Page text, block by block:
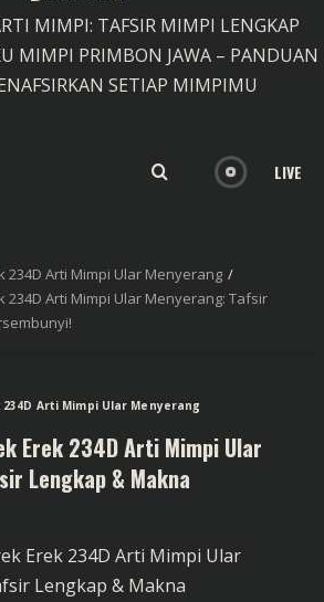
MIMPI: TAFSIR MIMPI LENGKAP
MIMPI PRIMBON JAWA – PANDUAN
SETIAP MIMPIMU
LIVE
234D Arti Mimpi Ular Menyerang
234D Arti Mimpi Ular Menyerang: Tafsir
Arti Mimpi Ular Menyerang
Erek 234D Arti Mimpi Ular
Lengkap & Makna
Erek 234D Arti Mimpi Ular
Lengkap & Makna